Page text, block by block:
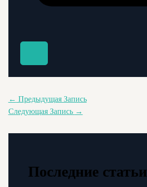
← Предыдущая Запись
Следующая Запись →
Последние статьи